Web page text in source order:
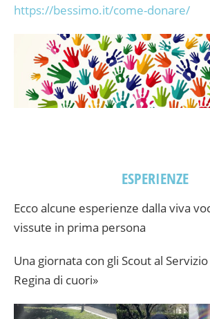
https://bessimo.it/come-donare/
ESPERIENZE
Ecco alcune esperienze dalla viva
vissute in prima persona
Una giornata con gli Scout al
Regina di cuori»